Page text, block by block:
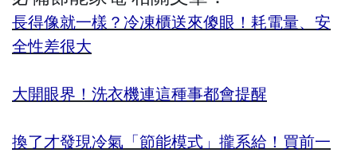
長得像就一樣？冷凍櫃送來傻眼！耗電量、安
全性差很大
大開眼界！洗衣機連這種事都會提醒
換了才發現冷氣「節能模式」攏系給！買前一